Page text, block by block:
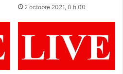
2 octobre 2021, 0 h 00